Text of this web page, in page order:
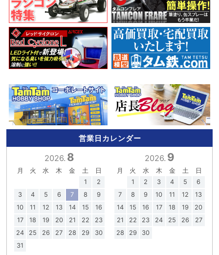
営業日カレンダー
2026. 8
月 火 水 木 金 土
日
1
2
3
4 5 6 7 8
9
10
11 12 13 14 15
16
17
18 19 20 21 22
23
24
25 26 27 28 29
30
31
2026. 9
月 火 水 木 金 土
日
1
2 3 4 5
6
7
8 9 10 11 12
13
14
15 16 17 18 19
20
21
22 23 24 25 26
27
28
29 30